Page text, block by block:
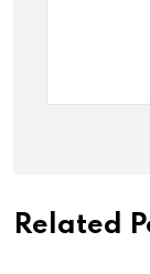
Related